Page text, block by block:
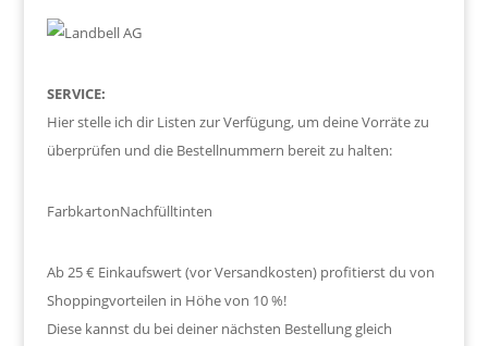
SERVICE:
Hier stelle ich dir Listen zur Verfügung, um deine Vorräte zu
überprüfen und die Bestellnummern bereit zu halten:
FarbkartonNachfülltinten
Ab 25 € Einkaufswert (vor Versandkosten) profitierst du von
Shoppingvorteilen in Höhe von 10 %!
Diese kannst du bei deiner nächsten Bestellung gleich